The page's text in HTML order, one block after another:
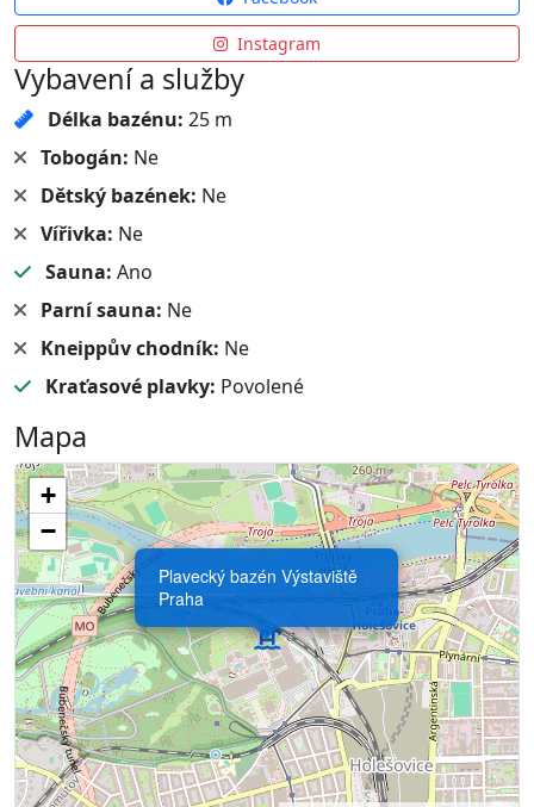
Instagram
Vybavení a služby
Délka bazénu: 25 m
Tobogán: Ne
Dětský bazének: Ne
Vířivka: Ne
Sauna: Ano
Parní sauna: Ne
Kneippův chodník: Ne
Kraťasové plavky: Povolené
Mapa
Plavecký bazén Výstaviště
Praha
+
−